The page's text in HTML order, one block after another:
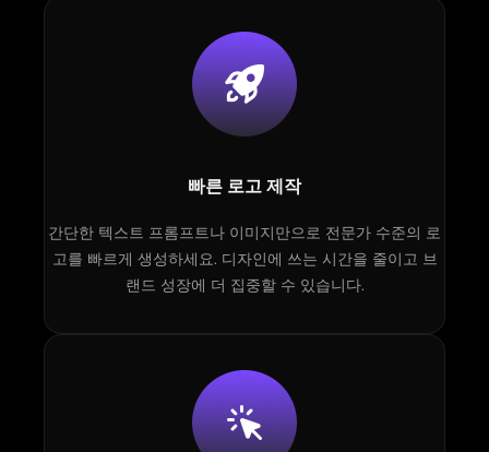
빠른 로고 제작
간단한 텍스트 프롬프트나 이미지만으로 전문가 수준의 로
고를 빠르게 생성하세요. 디자인에 쓰는 시간을 줄이고 브
랜드 성장에 더 집중할 수 있습니다.